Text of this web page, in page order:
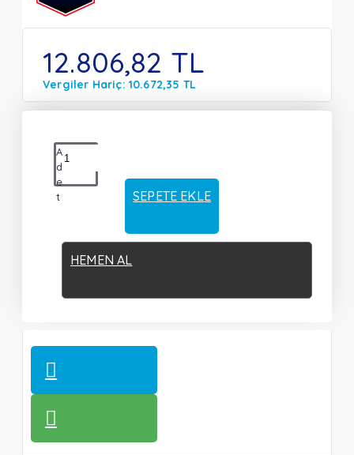
12.806,82 TL
Vergiler Hariç: 10.672,35 TL
A
d
e
t
SEPETE EKLE
HEMEN AL